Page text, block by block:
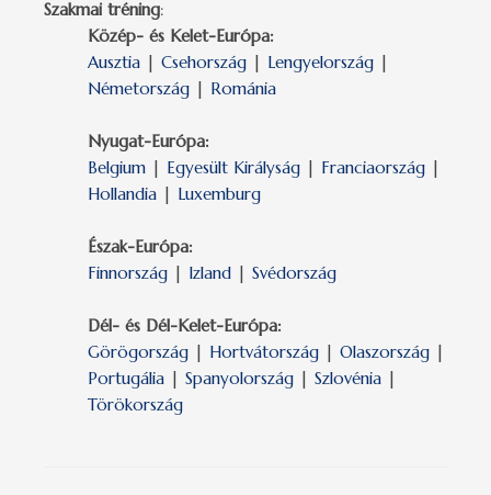
Szakmai tréning:
Közép- és Kelet-Európa:
Ausztia | Csehország | Lengyelország |
Németország | Románia
Nyugat-Európa:
Belgium | Egyesült Királyság | Franciaország |
Hollandia | Luxemburg
Észak-Európa:
Finnország | Izland | Svédország
Dél- és Dél-Kelet-Európa:
Görögország | Hortvátország | Olaszország |
Portugália | Spanyolország | Szlovénia |
Törökország